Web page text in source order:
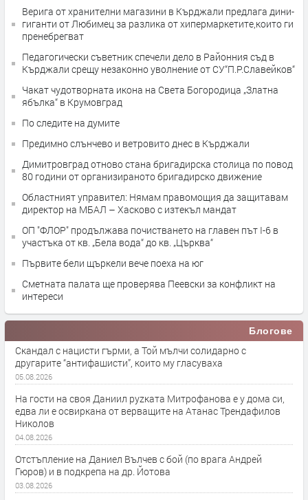
Верига от хранителни магазини в Кърджали предлага дини-
гиганти от Любимец за разлика от хипермаркетите,които ги
пренебрегват
Педагогически съветник спечели дело в Районния съд в
Кърджали срещу незаконно уволнение от СУ“П.Р.Славейков“
Чакат чудотворната икона на Света Богородица „Златна
ябълка“ в Крумовград
По следите на думите
Предимно слънчево и ветровито днес в Кърджали
Димитровград отново стана бригадирска столица по повод
80 години от организираното бригадирско движение
Областният управител: Нямам правомощия да защитавам
директор на МБАЛ – Хасково с изтекъл мандат
ОП "ФЛОР" продължава почистването на главен път I-6 в
участъка от кв. „Бела вода“ до кв. „Църква“
Първите бели щъркели вече поеха на юг
Сметната палата ще провeрява Пеевски за конфликт на
интереси
Блогове
Скандал с нацисти гърми, а Той мълчи солидарно с
другарите “антифашисти”, които му гласуваха
05.08.2026
На гости на своя Даниил руzката Митрофанова е у дома си,
едва ли е освиркана от верващите на Атанас Трендафилов
Николов
04.08.2026
Отстъпление на Даниел Вълчев с бой (по врага Андрей
Гюров) и в подкрепа на др. Йотова
03.08.2026